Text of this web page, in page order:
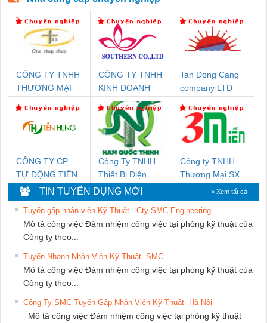
CÔNG TY TNHH
THƯƠNG MẠI
NAM
CÔNG TY TNHH
KINH DOANH
DỊCH VỤ XNK
PHƯƠNG NAM
Tan Dong Cang
company LTD
CÔNG TY CP
TỰ ĐỘNG TIẾN
HƯNG
Công Ty TNHH
Thiết Bị Điện
Nam Quốc Thịnh
Công ty TNHH
Thương Mại SX
TIN TUYỂN DỤNG MỚI » Xem tất cả
Tuyển gấp nhân viên Kỹ Thuật - Cty SMC Engineering
Mô tả công việc Đảm nhiệm công việc tại phòng kỹ thuật của
Công ty theo...
Tuyển Nhanh Nhân Viên Kỹ Thuật- SMC
Mô tả công việc Đảm nhiệm công việc tại phòng kỹ thuật của
Công ty theo...
Công Ty SMC Tuyển Gấp Nhân Viên Kỹ Thuật- Hà Nội
Mô tả công việc Đảm nhiệm công việc tại phòng kỹ thuật